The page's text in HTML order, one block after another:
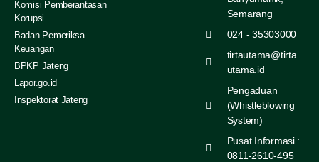
Komisi Pemberantasan
Korupsi
Badan Pemeriksa
Keuangan
BPKP Jateng
Lapor.go.id
Inspektorat Jateng
Semarang
024 - 35303000
tirtautama@tirta
utama.id
Pengaduan
(Whistleblowing
System)
Pusat Informasi :
0811-2610-495